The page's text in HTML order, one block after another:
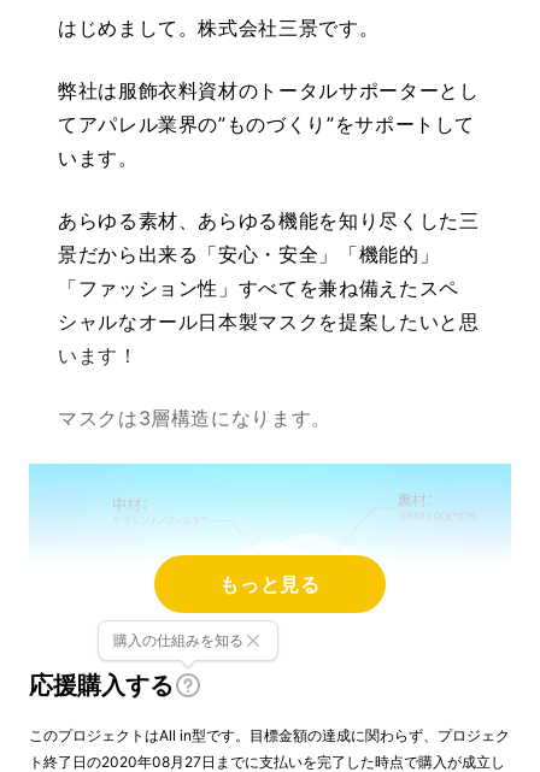
はじめまして。株式会社三景です。
弊社は服飾衣料資材のトータルサポーターとし
てアパレル業界の”ものづくり”をサポートして
います。
あらゆる素材、あらゆる機能を知り尽くした三
景だから出来る「安心・安全」「機能的」
「ファッション性」すべてを兼ね備えたスペ
シャルなオール日本製マスクを提案したいと思
います！
マスクは3層構造になります。
もっと見る
応援購入する
購入の仕組みを知る
このプロジェクトはAll in型です。目標金額の達成に関わらず、プロジェク
ト終了日の2020年08月27日までに支払いを完了した時点で購入が成立し